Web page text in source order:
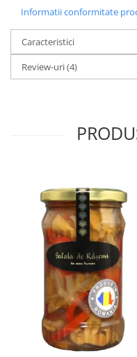
Informatii conformitate
Caracteristici
Review-uri(4)